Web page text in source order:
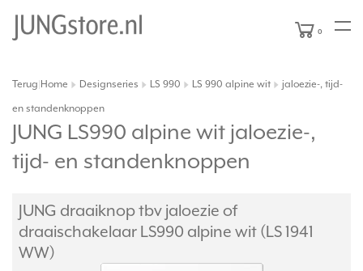
0
Terug Home Designseries LS 990 LS 990 alpine wit jaloezie-, tijd-
en standenknoppen
JUNG LS990 alpine wit jaloezie-,
tijd- en standenknoppen
JUNG draaiknop tbv jaloezie of
draaischakelaar LS990 alpine wit (LS 1941
WW)